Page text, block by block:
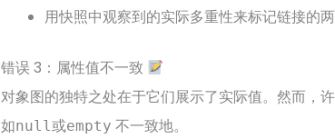
用快照中观察到的实际多重性来标记链接的两
错误 3：属性值不一致
对象图的独特之处在于它们展示了实际值。然而，
如null或empty 不一致地。